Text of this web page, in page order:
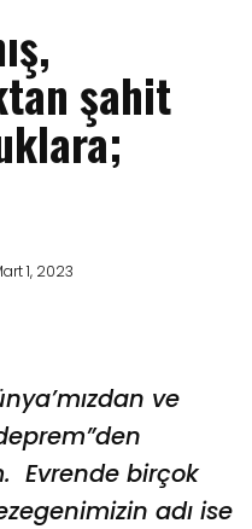
şahit
1, 2023
ve
Evrende birçok
adı ise